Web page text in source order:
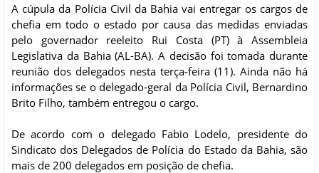
A cúpula da Polícia Civil da Bahia vai entregar os cargos de
chefia em todo o estado por causa das medidas enviadas
pelo governador reeleito Rui Costa (PT) à Assembleia
Legislativa da Bahia (AL-BA). A decisão foi tomada durante
reunião dos delegados nesta terça-feira (11). Ainda não há
informações se o delegado-geral da Polícia Civil, Bernardino
Brito Filho, também entregou o cargo.
De acordo com o delegado Fabio Lodelo, presidente do
Sindicato dos Delegados de Polícia do Estado da Bahia, são
mais de 200 delegados em posição de chefia.